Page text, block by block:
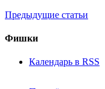
Предыдущие статьи
Фишки
Календарь в RSS